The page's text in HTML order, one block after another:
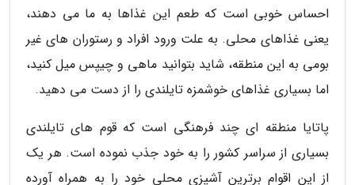
احساس خوبی است که طعم این غذاها به ما می دهند،
یعنی غذاهای محلی. به علت ورود افراد و رستوران های غیر
بومی به این منطقه، شاید بتوانید ماهی و چیپس میل کنید،
اما بسیاری غذاهای خوشمزه تایلندی را از دست می دهید.
پاتایا منطقه ای چند فرهنگی است که قوم های تایلندی
بسیاری از سراسر کشور را به خود جذب نموده است. هر یک
از این اقوام برترین آشپزی محلی خود را به همراه آورده